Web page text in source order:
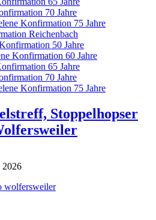
70 Jahre
Konfirmation 75 Jahre
Reichenbach
50 Jahre
Konfirmation 60 Jahre
65 Jahre
70 Jahre
Konfirmation 75 Jahre
Stoppelhopser
2026